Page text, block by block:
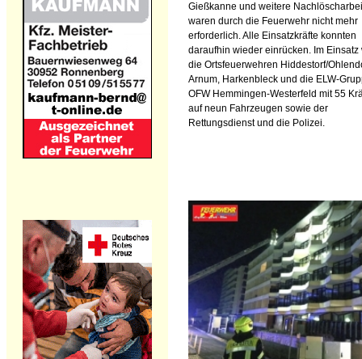
Gießkanne und weitere
waren durch die Feuerwehr nicht mehr
erforderlich. Alle Einsatzkräfte konnten
daraufhin wieder einrücken. Im Einsatz
die Ortsfeuerwehren Hiddestorf/
Arnum, Harkenbleck und die ELW-
OFW Hemmingen-Westerfeld mit 55
auf neun Fahrzeugen sowie der
Rettungsdienst und die Polizei.